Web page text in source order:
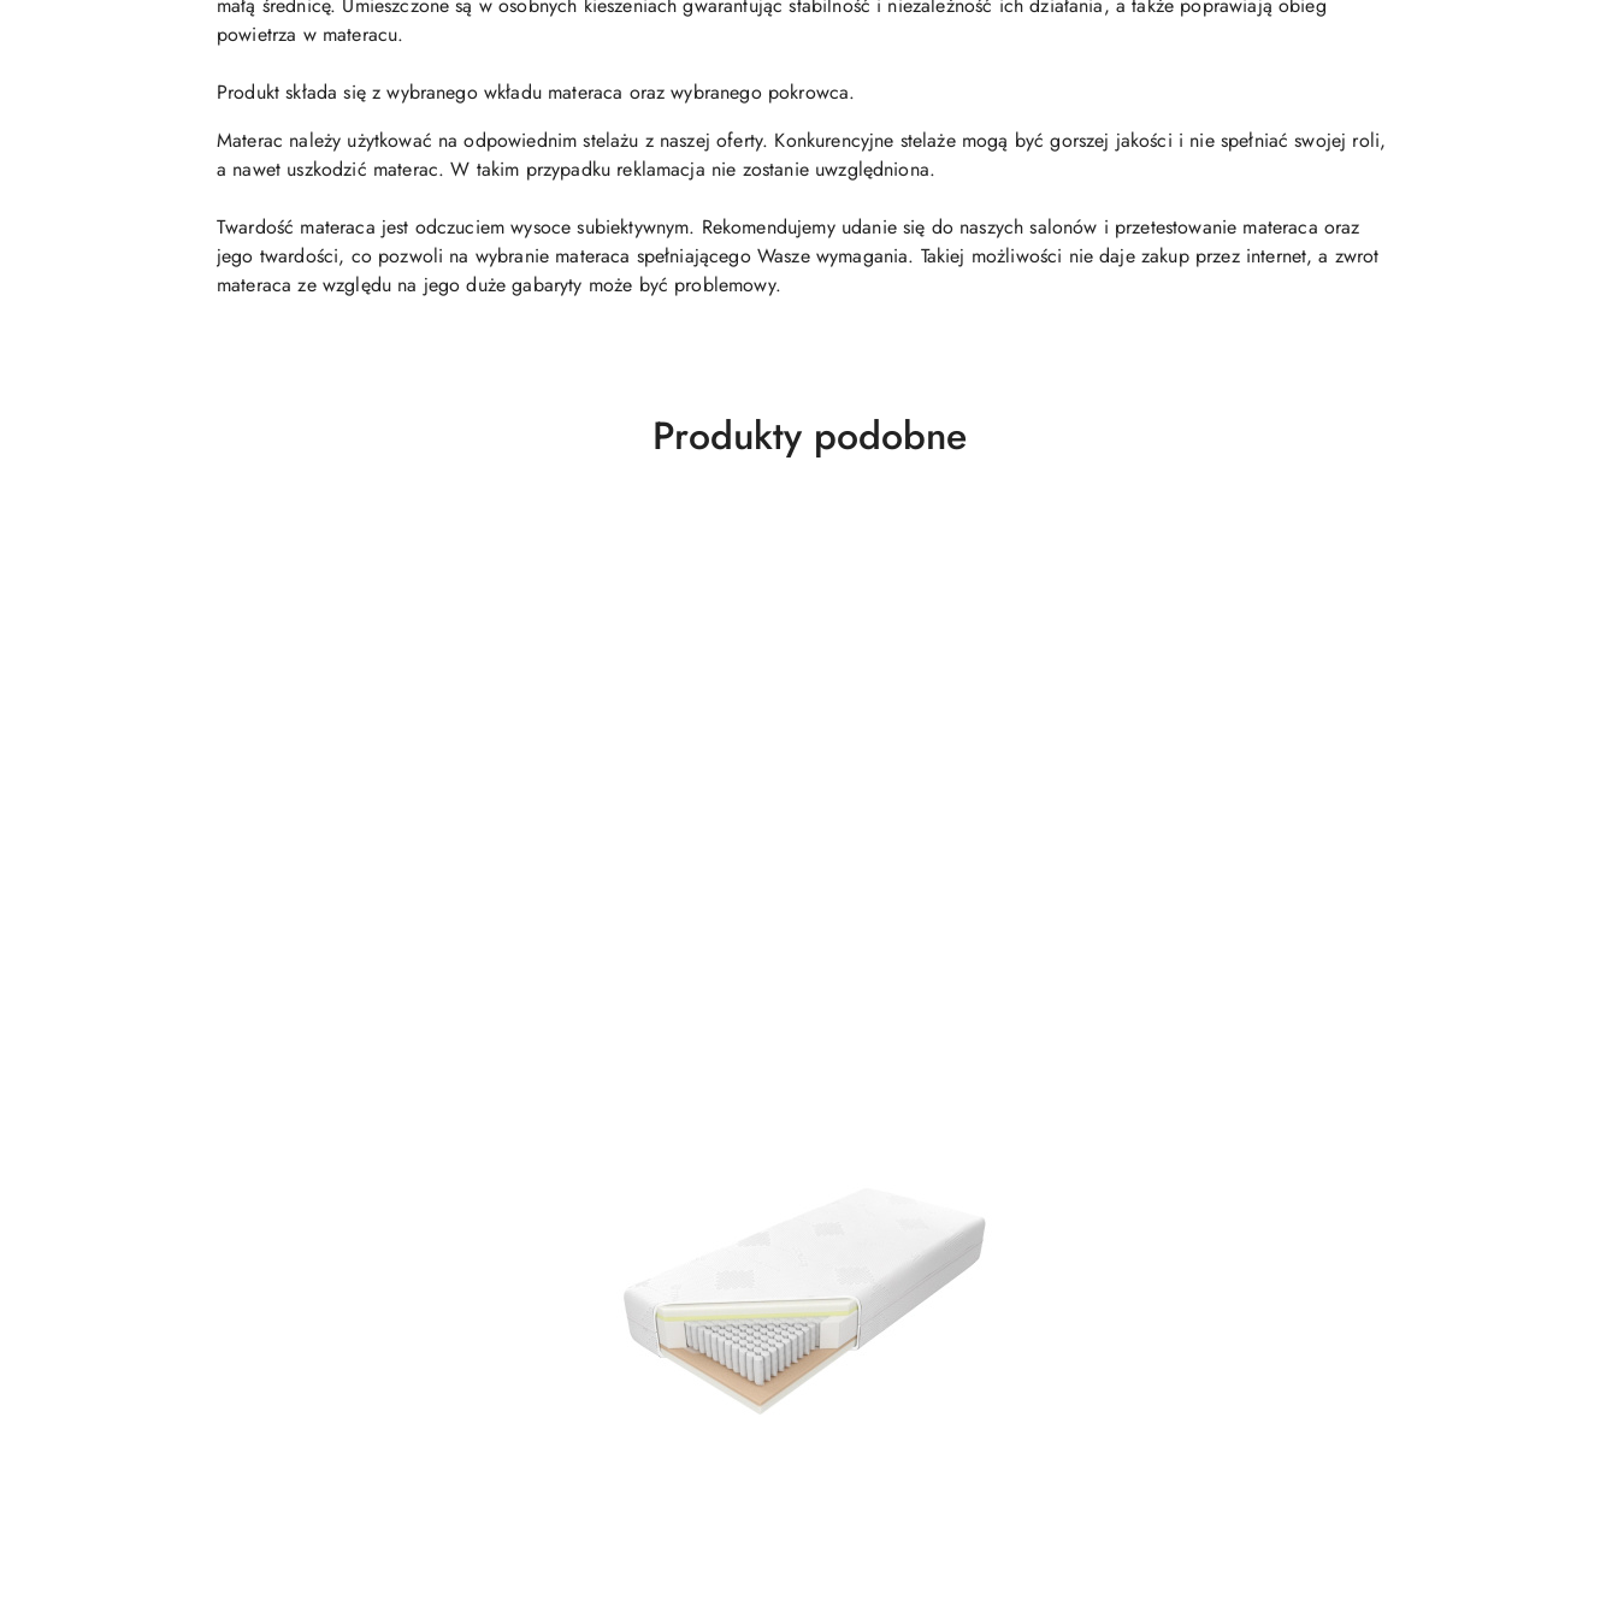
powietrza w materacu.
Produkt składa się z wybranego wkładu materaca oraz wybranego pokrowca.
Materac należy użytkować na odpowiednim stelażu z naszej oferty. Konkurencyjne stelaże mogą być gorszej jakości i nie spełniać swojej roli,
a nawet uszkodzić materac. W takim przypadku reklamacja nie zostanie uwzględniona.
Twardość materaca jest odczuciem wysoce subiektywnym. Rekomendujemy udanie się do naszych salonów i przetestowanie materaca oraz
jego twardości, co pozwoli na wybranie materaca spełniającego Wasze wymagania. Takiej możliwości nie daje zakup przez internet, a zwrot
materaca ze względu na jego duże gabaryty może być problemowy.
Produkty
Produkty podobne